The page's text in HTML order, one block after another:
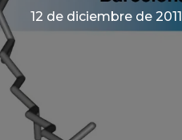
12 de diciembre de 2011